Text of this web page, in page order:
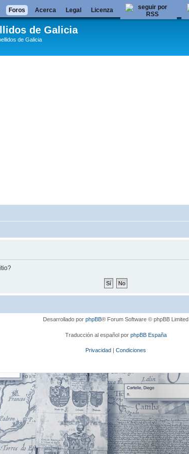
de Galicia
de Galicia
Foros Acerca Legal Licenza
Desarrollado por phpBB® Forum Software © phpBB Limited
Traducción al español por phpBB España
Privacidad | Condiciones